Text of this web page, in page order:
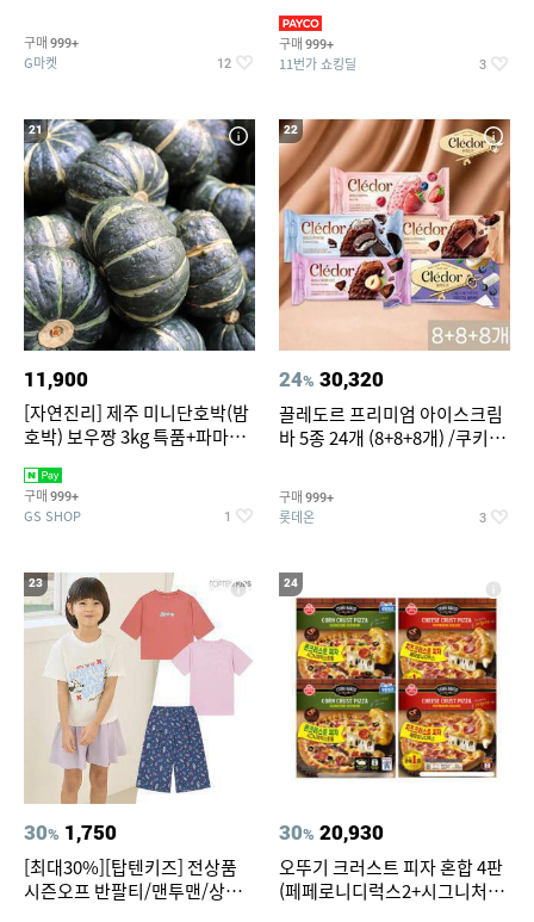
구매 999+
G마켓 12
구매 999+
11번가 쇼킹딜 3
21
11,900
[자연진리] 제주 미니단호박(밤
호박) 보우짱 3kg 특품+파마산
구매 999+
GS SHOP 1
22
24% 30,320
끌레도르 프리미엄 아이스크림
바 5종 24개 (8+8+8개) /쿠키앤
구매 999+
롯데온 3
23
30% 1,750
[최대30%][탑텐키즈] 전상품
시즌오프 반팔티/맨투맨/상하
24
30% 20,930
오뚜기 크러스트 피자 혼합 4판
(페페로니디럭스2+시그니처익